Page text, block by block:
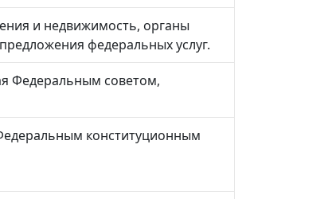
и недвижимость, органы
федеральных услуг.
Федеральным советом,
конституционным